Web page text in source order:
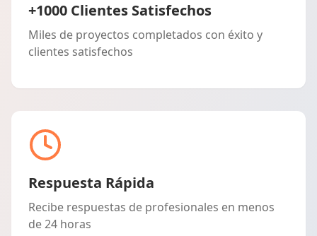
+1000 Clientes Satisfechos
Miles de proyectos completados con éxito y
clientes satisfechos
Respuesta Rápida
Recibe respuestas de profesionales en menos
de 24 horas